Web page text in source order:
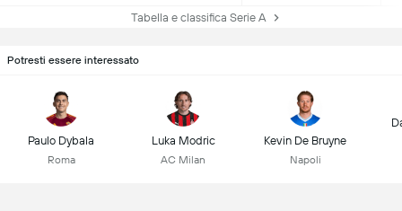
Tabella e classifica Serie A
Potresti essere interessato
Paulo Dybala
Roma
Luka Modric
AC Milan
Kevin De Bruyne
Napoli